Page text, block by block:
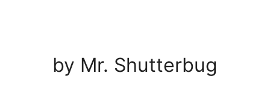
by Mr. Shutterbug